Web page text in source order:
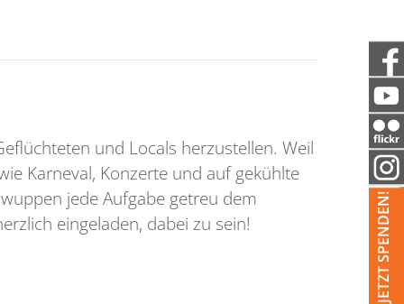
JETZT SPENDEN!
und Locals herzustellen. Weil
Karneval, Konzerte und auf gekühlte
jede Aufgabe getreu dem
eingeladen, dabei zu sein!